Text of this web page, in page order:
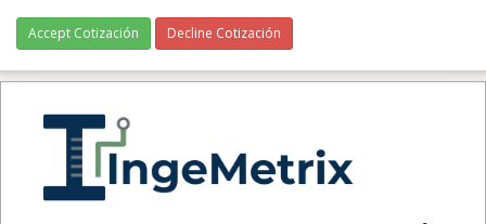
Accept Cotización Decline Cotización